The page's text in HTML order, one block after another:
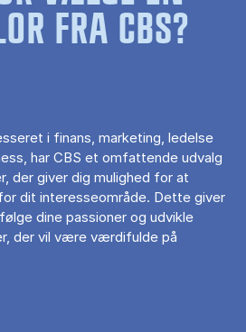
FRA CBS?
i finans, marketing, ledelse
har CBS et omfattende udvalg
der giver dig mulighed for at
dit interesseområde. Dette giver
dine passioner og udvikle
der vil være værdifulde på